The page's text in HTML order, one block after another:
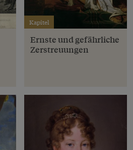
Kapitel
Ernste und gefährliche
Zerstreuungen